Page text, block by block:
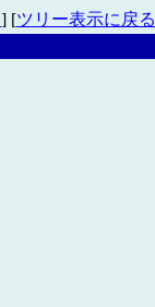
] [ツリー表示に戻る